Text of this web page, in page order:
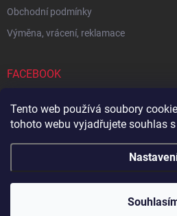
Tento web používá soubory
tohoto webu vyjadřujete souhlas
Obchodní podmínky
Výměna, vrácení, reklamace
FACEBOOK
Zboží.cz Heureka.cz
Zandup .